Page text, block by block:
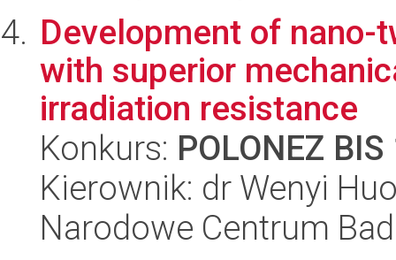
Development of nano-
with superior
irradiation resistance
Konkurs: POLONEZ BIS
Kierownik: dr Wenyi
Narodowe Centrum